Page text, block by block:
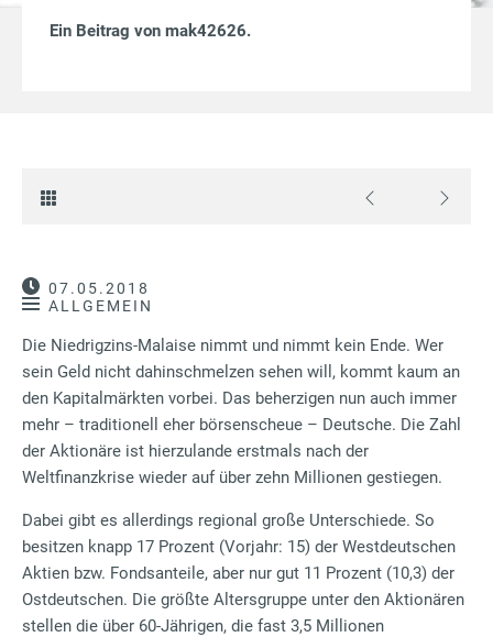
Ein Beitrag von mak42626.
07.05.2018
ALLGEMEIN
Die Niedrigzins-Malaise nimmt und nimmt kein Ende. Wer
sein Geld nicht dahinschmelzen sehen will, kommt kaum an
den Kapitalmärkten vorbei. Das beherzigen nun auch immer
mehr – traditionell eher börsenscheue – Deutsche. Die Zahl
der Aktionäre ist hierzulande erstmals nach der
Weltfinanzkrise wieder auf über zehn Millionen gestiegen.
Dabei gibt es allerdings regional große Unterschiede. So
besitzen knapp 17 Prozent (Vorjahr: 15) der Westdeutschen
Aktien bzw. Fondsanteile, aber nur gut 11 Prozent (10,3) der
Ostdeutschen. Die größte Altersgruppe unter den Aktionären
stellen die über 60-Jährigen, die fast 3,5 Millionen